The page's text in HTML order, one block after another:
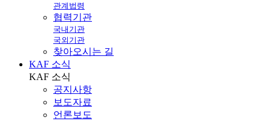
관계법령
협력기관
국내기관
국외기관
찾아오시는 길
KAF 소식
KAF 소식
공지사항
보도자료
언론보도